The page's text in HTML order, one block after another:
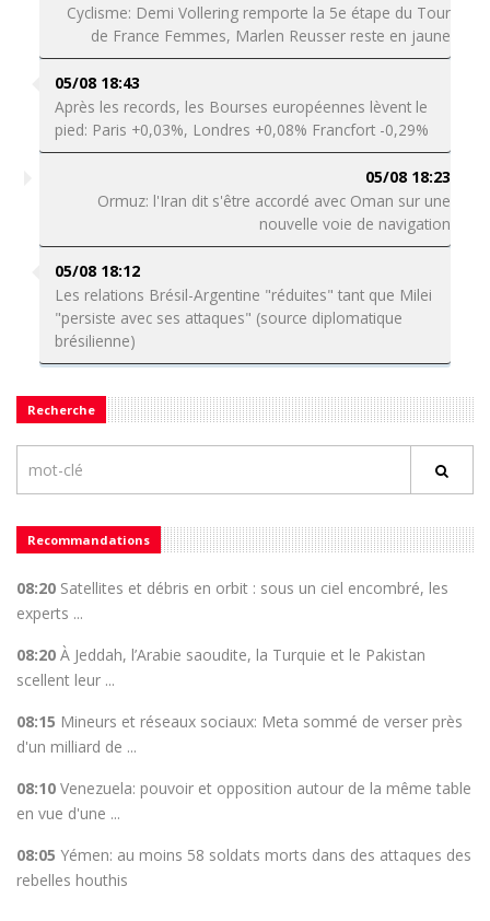
Cyclisme: Demi Vollering remporte la 5e étape du Tour
de France Femmes, Marlen Reusser reste en jaune
05/08 18:43
Après les records, les Bourses européennes lèvent le
pied: Paris +0,03%, Londres +0,08% Francfort -0,29%
05/08 18:23
Ormuz: l'Iran dit s'être accordé avec Oman sur une
nouvelle voie de navigation
05/08 18:12
Les relations Brésil-Argentine "réduites" tant que Milei
"persiste avec ses attaques" (source diplomatique
brésilienne)
Recherche
Recommandations
08:20 Satellites et débris en orbit : sous un ciel encombré, les
experts ...
08:20 À Jeddah, l’Arabie saoudite, la Turquie et le Pakistan
scellent leur ...
08:15 Mineurs et réseaux sociaux: Meta sommé de verser près
d'un milliard de ...
08:10 Venezuela: pouvoir et opposition autour de la même table
en vue d'une ...
08:05 Yémen: au moins 58 soldats morts dans des attaques des
rebelles houthis